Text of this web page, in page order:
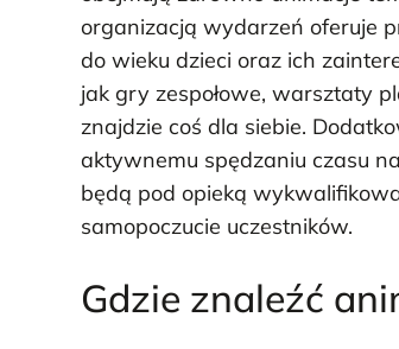
organizacją wydarzeń oferuje
do wieku dzieci oraz ich
jak gry zespołowe, warsztaty
znajdzie coś dla siebie.
aktywnemu spędzaniu czasu
będą pod opieką
samopoczucie uczestników.
Gdzie znaleźć